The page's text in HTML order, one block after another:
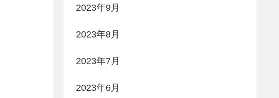
2023年9月
2023年8月
2023年7月
2023年6月